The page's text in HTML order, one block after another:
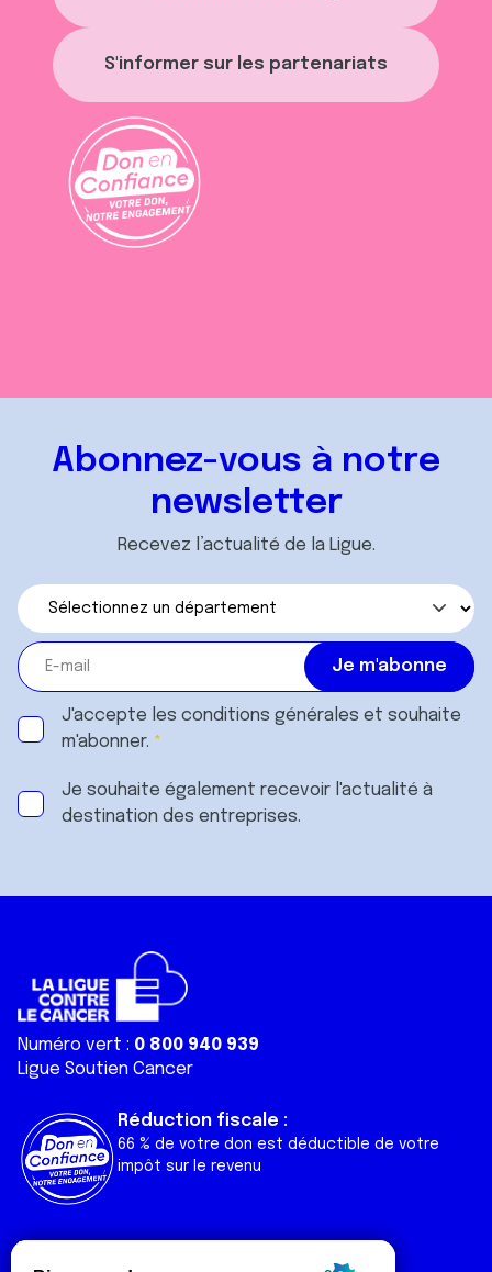
S'informer sur les partenariats
Abonnez-vous à notre
newsletter
Recevez l’actualité de la Ligue.
J'accepte les conditions générales et souhaite
m'abonner.
Je souhaite également recevoir l'actualité à
destination des entreprises.
Numéro vert : 0 800 940 939
Ligue Soutien Cancer
Réduction fiscale :
66 % de votre don est déductible de votre
impôt sur le revenu
Liens utiles